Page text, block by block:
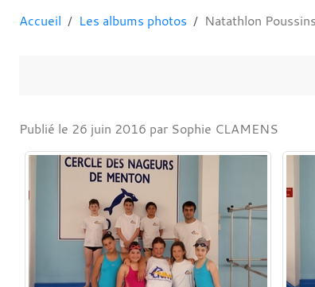
Accueil Les albums photos Natathlon
Publié le 26 juin 2016 par Sophie CLAMENS